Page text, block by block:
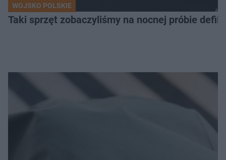
WOJSKO POLSKIE
Taki sprzęt zobaczyliśmy na nocnej próbie